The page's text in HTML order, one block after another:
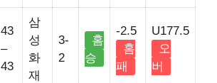
43
–
43
삼
성
화
재
3-
2
홈
승
-2.5
홈
패
U177.5
오
버